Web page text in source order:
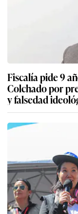
Fiscalía pide 9
Colchado por
y falsedad